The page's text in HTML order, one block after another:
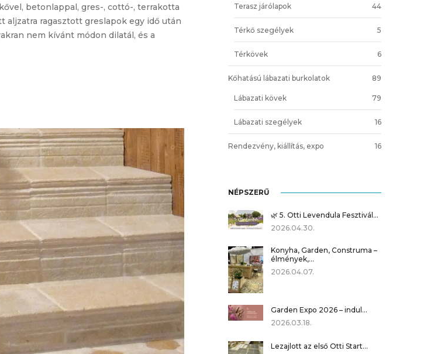
betonlappal, gres-, cottó-, terrakotta
ragasztott greslapok egy idő után
nem kívánt módon dilatál, és a
Terasz járólapok 44
Térkő szegélyek 5
Térkövek 6
Kőhatású lábazati burkolatok 89
Lábazati kövek 79
Lábazati szegélyek 16
Rendezvény, kiállítás, expo 16
NÉPSZERŰ
🌿 5. Otti Levendula Fesztivál…
2026.04.30.
Konyha, Garden, Construma –
élmények,…
2026.04.07.
Garden Expo 2026 – indul…
2026.03.18.
Lezajlott az első Otti Start…